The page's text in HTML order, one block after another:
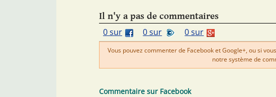
Il n'y a pas de commentaires
0 sur
0 sur 0 sur
Vous pouvez commenter de Facebook et Google+, ou si
notre système de
Commentaire sur Facebook